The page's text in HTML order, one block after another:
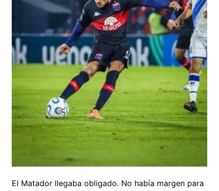
El Matador llegaba obligado. No había margen para